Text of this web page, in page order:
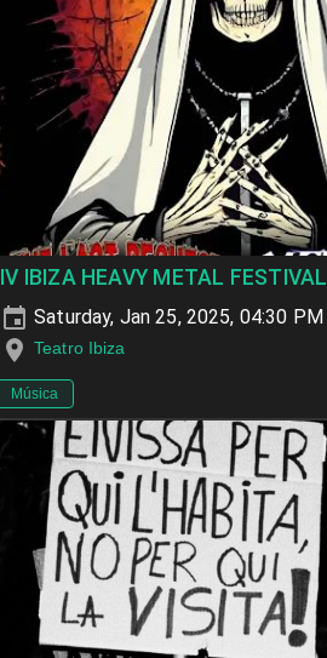
IV IBIZA HEAVY METAL FESTIVAL
Saturday, Jan 25, 2025, 04:30 PM
Teatro Ibiza
Música